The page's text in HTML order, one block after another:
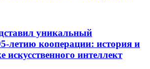
уникальный
летию кооперации: история и
искусственного интеллект